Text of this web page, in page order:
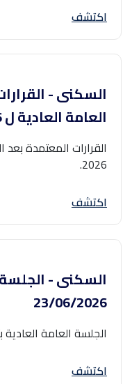
اكتشف
السكنى -
العامة العادية ل ‎23/06/2026‎
2026.
اكتشف
السكنى -
‎23/06/2026‎
الجلسة العامة العادية بتاريخ 23 /
اكتشف